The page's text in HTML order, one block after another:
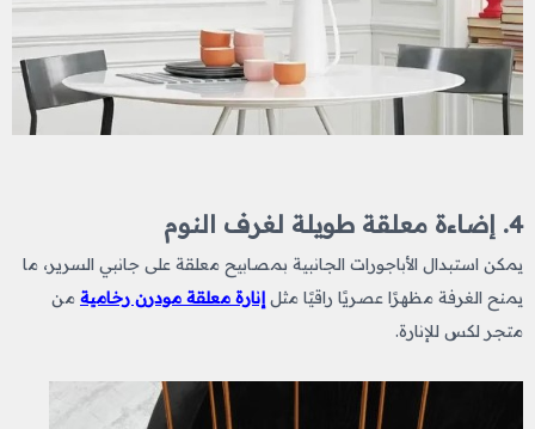
4. إضاءة معلقة طويلة لغرف النوم
يمكن استبدال الأباجورات الجانبية بمصابيح معلقة على جانبي السرير، ما
يمنح الغرفة مظهرًا عصريًا راقيًا مثل إنارة معلقة مودرن رخامية من
متجر لكس للإنارة.